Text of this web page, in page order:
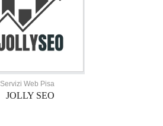
Servizi Web Pisa
JOLLY SEO